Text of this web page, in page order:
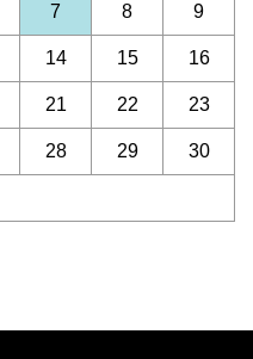
7 8 9
14 15 16
21 22 23
28 29 30